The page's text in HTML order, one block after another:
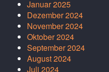
Januar 2025
Dezember 2024
November 2024
Oktober 2024
September 2024
August 2024
Juli 2024